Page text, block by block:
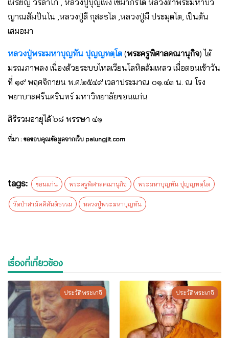
ญาณสัมปันโน ,หลวงปู่ลี กุสลธโล ,หลวงปู่มี ประมุตโต, เป็นต้น
เสมอมา
หลวงปู่พระมหาบุญทัน ปุญญทตฺโต (พระครูพิศาลคณานุกิจ) ได้
มรณภาพลง เนื่องด้วยระบบไหลเวียนโลหิตล้มเหลว เมื่อตอนเช้าวัน
ที่ ๑๙ พฤศจิกายน พ.ศ.๒๕๔๙ เวลาประมาณ ๐๑.๔๓ น. ณ โรง
พยาบาลศรีนครินทร์ มหาวิทยาลัยขอนแก่น
สิริรวมอายุได้ ๖๘ พรรษา ๔๑
ที่มา : ขอขอบคุณข้อมูลจากเว็บ palungjit.com
tags: ขอนแก่น พระครูพิศาลคณานุกิจ พระมหาบุญทัน ปุญญทตฺโต
วัดป่าสามัคคีสันติธรรม หลวงปู่พระมหาบุญทัน
เรื่องที่เกี่ยวข้อง
ประวัติพระเกจิ ประวัติพระเกจิ